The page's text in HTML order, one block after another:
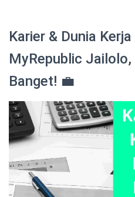
Karier & Dunia
MyRepublic Jailolo,
Banget! 💼